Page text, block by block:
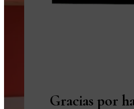
Gracias por